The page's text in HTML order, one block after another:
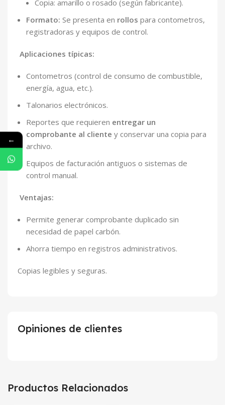
Copia: amarillo o rosado (según fabricante).
Formato: Se presenta en rollos para contometros,
registradoras y equipos de control.
Aplicaciones típicas:
Contometros (control de consumo de combustible,
energía, agua, etc.).
Talonarios electrónicos.
Reportes que requieren entregar un
comprobante al cliente y conservar una copia para
archivo.
Equipos de facturación antiguos o sistemas de
control manual.
Ventajas:
Permite generar comprobante duplicado sin
necesidad de papel carbón.
Ahorra tiempo en registros administrativos.
Copias legibles y seguras.
Opiniones de clientes
Productos Relacionados
←